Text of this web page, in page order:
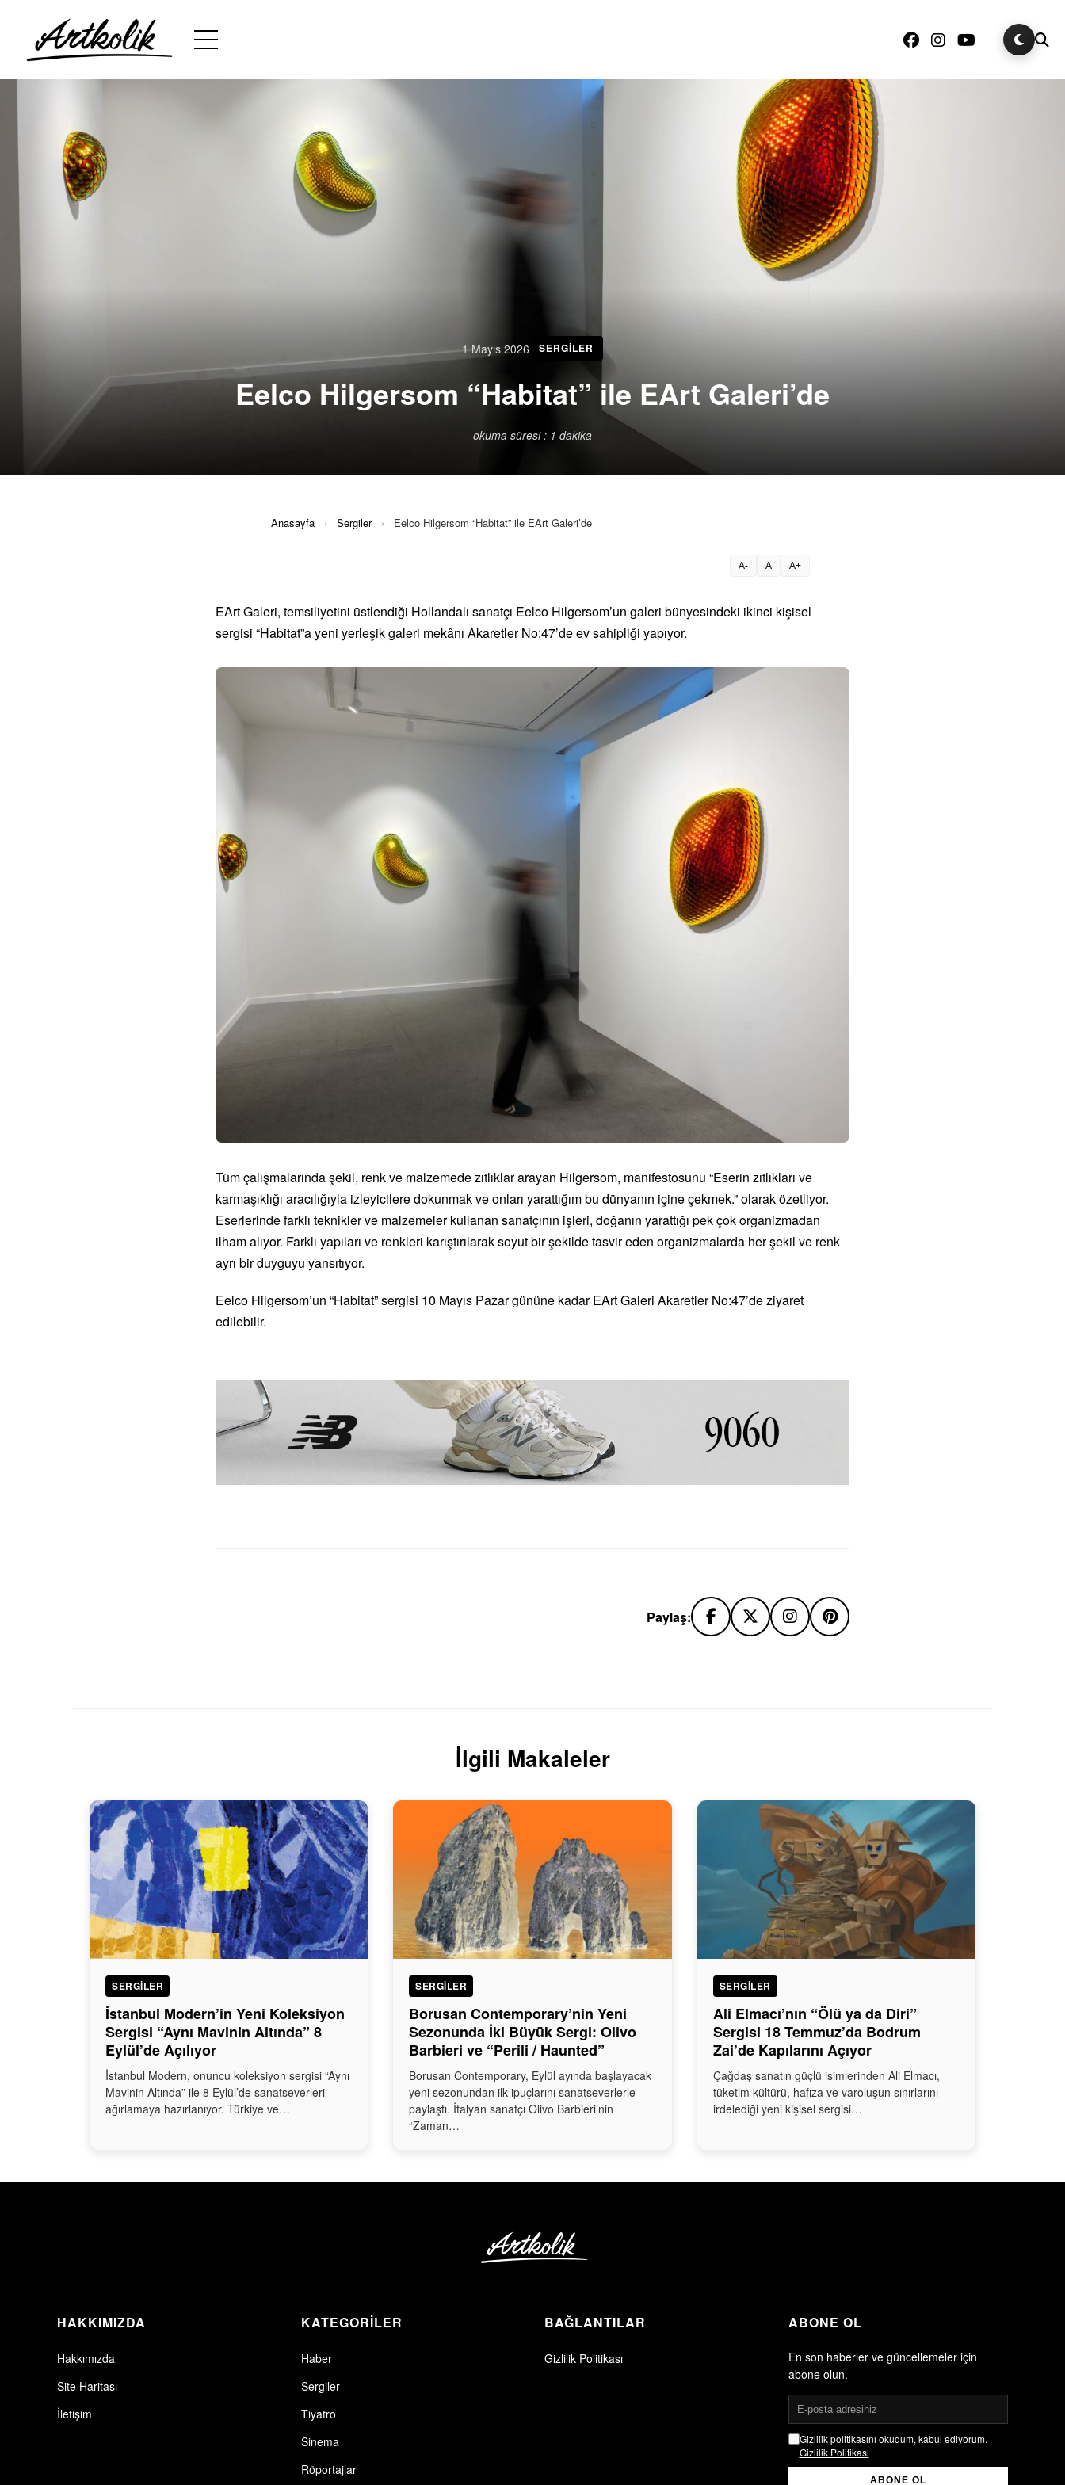
1 Mayıs 2026 SERGILER
Eelco Hilgersom “Habitat” ile EArt Galeri’de
okuma süresi : 1 dakika
Anasayfa › Sergiler › Eelco Hilgersom “Habitat” ile EArt Galeri’de
A- A A+
EArt Galeri, temsiliyetini üstlendiği Hollandalı sanatçı Eelco Hilgersom’un galeri bünyesindeki ikinci kişisel
sergisi “Habitat”a yeni yerleşik galeri mekânı Akaretler No:47’de ev sahipliği yapıyor.
Tüm çalışmalarında şekil, renk ve malzemede zıtlıklar arayan Hilgersom, manifestosunu “Eserin zıtlıkları ve
karmaşıklığı aracılığıyla izleyicilere dokunmak ve onları yarattığım bu dünyanın içine çekmek.” olarak özetliyor.
Eserlerinde farklı teknikler ve malzemeler kullanan sanatçının işleri, doğanın yarattığı pek çok organizmadan
ilham alıyor. Farklı yapıları ve renkleri karıştırılarak soyut bir şekilde tasvir eden organizmalarda her şekil ve renk
ayrı bir duyguyu yansıtıyor.
Eelco Hilgersom’un “Habitat” sergisi 10 Mayıs Pazar gününe kadar EArt Galeri Akaretler No:47’de ziyaret
edilebilir.
Paylaş:
İlgili Makaleler
SERGILER
İstanbul Modern’in Yeni Koleksiyon
Sergisi “Aynı Mavinin Altında” 8
Eylül’de Açılıyor
İstanbul Modern, onuncu koleksiyon sergisi “Aynı
Mavinin Altında” ile 8 Eylül’de sanatseverleri
ağırlamaya hazırlanıyor. Türkiye ve…
SERGILER
Borusan Contemporary’nin Yeni
Sezonunda İki Büyük Sergi: Olivo
Barbieri ve “Perili / Haunted”
Borusan Contemporary, Eylül ayında başlayacak
yeni sezonundan ilk ipuçlarını sanatseverlerle
paylaştı. İtalyan sanatçı Olivo Barbieri’nin
“Zaman…
SERGILER
Ali Elmacı’nın “Ölü ya da Diri”
Sergisi 18 Temmuz’da Bodrum
Zai’de Kapılarını Açıyor
Çağdaş sanatın güçlü isimlerinden Ali Elmacı,
tüketim kültürü, hafıza ve varoluşun sınırlarını
irdelediği yeni kişisel sergisi…
HAKKIMIZDA
Hakkımızda
Site Haritası
İletişim
KATEGORİLER
Haber
Sergiler
Tiyatro
Sinema
Röportajlar
BAĞLANTILAR
Gizlilik Politikası
ABONE OL
En son haberler ve güncellemeler için
abone olun.
Gizlilik politikasını okudum, kabul ediyorum.
Gizlilik Politikası
ABONE OL